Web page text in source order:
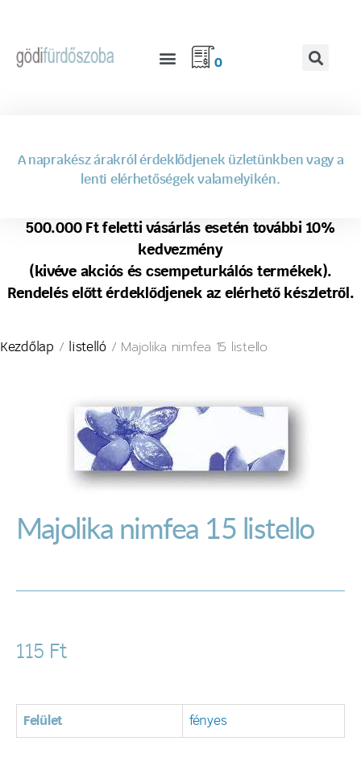
0
A naprakész árakról érdeklődjenek üzletünkben vagy a
lenti elérhetőségek valamelyikén.
500.000 Ft feletti vásárlás esetén további 10%
kedvezmény
(kivéve akciós és csempeturkálós termékek).
Rendelés előtt érdeklődjenek az elérhető készletről.
Kezdőlap / listelló/ Majolika nimfea 15 listello
Majolika nimfea 15 listello
115 Ft
Felület fényes